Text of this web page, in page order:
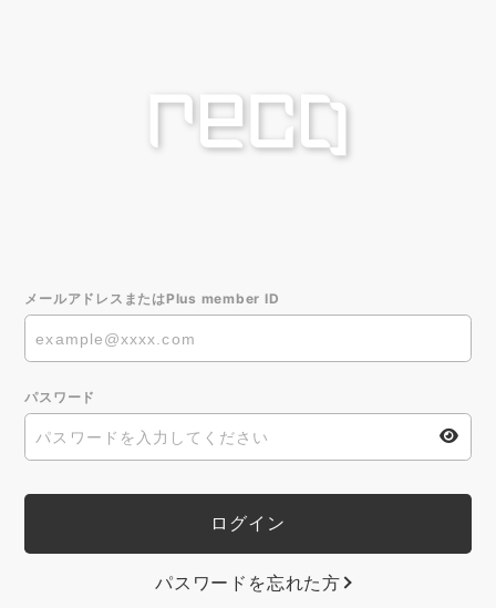
メールアドレスまたはPlus member ID
パスワード
パスワードを忘れた方